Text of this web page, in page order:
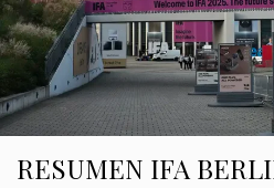
RESUMEN IFA